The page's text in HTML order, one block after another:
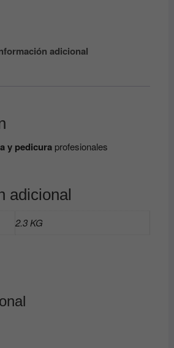
adicional
y pedicuraprofesionales
adicional
2.3 KG